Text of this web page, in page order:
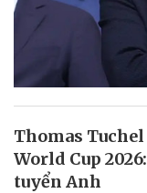
Thomas
World Cup
tuyển Anh